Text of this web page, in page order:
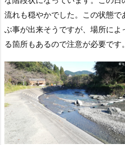
流れも穏やかでした。この状態で
ぶ事が出来そうですが、場所によ
る箇所もあるので注意が必要です。